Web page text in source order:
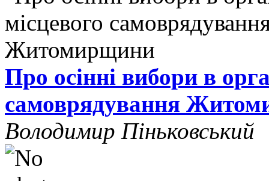
Про осінні вибори в
самоврядування
Володимир Піньковський